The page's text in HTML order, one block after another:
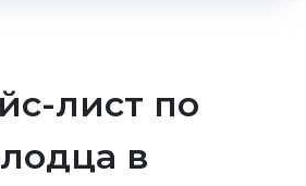
лист по
в